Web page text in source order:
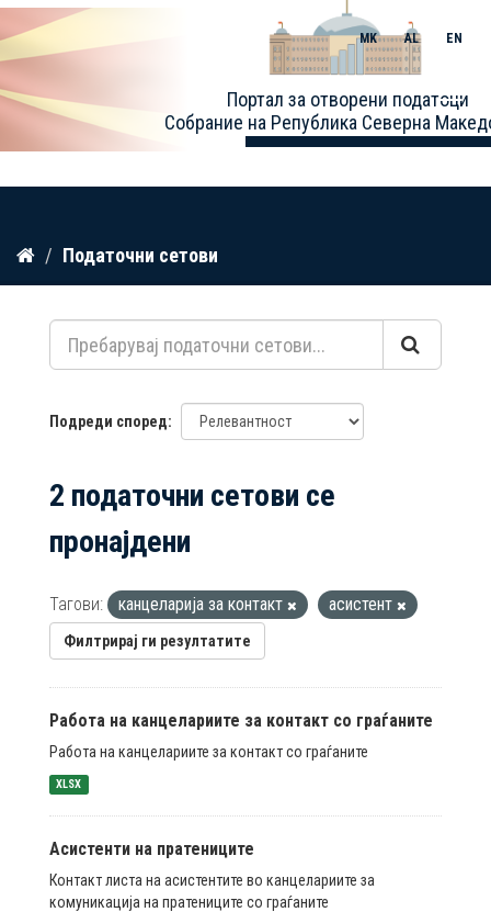
Прескокнете
содржина
Портал за отворени податоци
Собрание на Република Северна
MK AL EN
Toggle
Податочни сетови
Подреди според
2 податочни сетови се
пронајдени
Тагови: канцеларија за контакт асистент
Филтрирај ги резултатите
Работа на канцелариите за контакт со граѓаните
Работа на канцелариите за контакт со граѓаните
XLSX
Асистенти на пратениците
Контакт листа на асистентите во канцелариите за
комуникација на пратениците со граѓаните